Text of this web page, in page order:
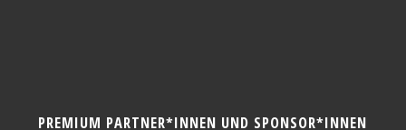
PREMIUM PARTNER*INNEN UND SPONSOR*INNEN